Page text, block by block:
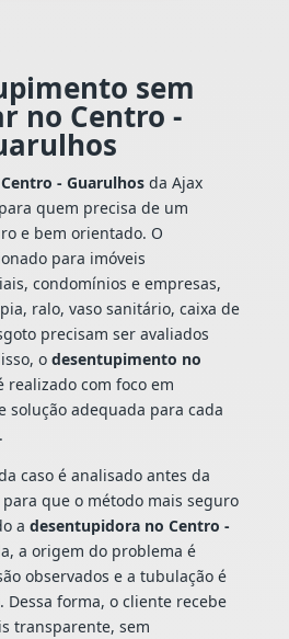
sem
no Centro -
- Guarulhosda Ajax
quem precisa de um
e bem orientado. O
para imóveis
condomínios e empresas,
ralo, vaso sanitário, caixa de
precisam ser avaliados
o desentupimento no
realizado com foco em
solução adequada para cada
caso é analisado antes da
que o método mais seguro
a desentupidora no Centro -
a origem do problema é
observados e a tubulação é
forma, o cliente recebe
transparente, sem